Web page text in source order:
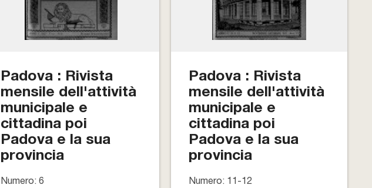
Padova : Rivista
mensile dell'attività
municipale e
cittadina poi
Padova e la sua
provincia
Numero: 6
Padova : Rivista
mensile dell'attività
municipale e
cittadina poi
Padova e la sua
provincia
Numero: 11-12